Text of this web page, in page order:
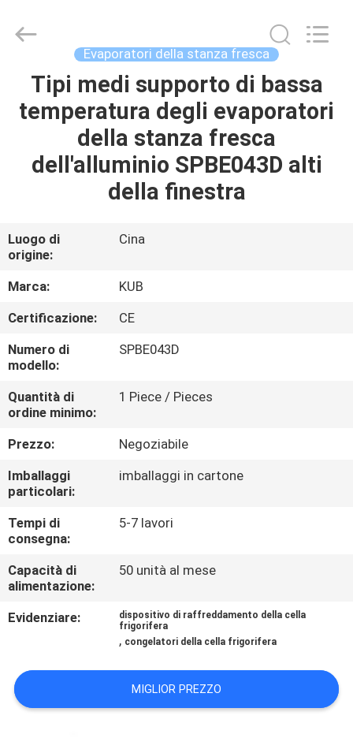
CASA
PRODOTTI
CIRCA
NOI
GIRO
DELLA
FABBRICA
CONTROLLO
DI
QUALITÀ
CONTATTICI
RICHIEDA
UNA
MAPPA
Reserved.
Evaporatori della stanza fresca
Tipi medi supporto di bassa
temperatura degli evaporatori
della stanza fresca
dell'alluminio SPBE043D alti
della finestra
Luogo di
origine:
Cina
Marca:
KUB
Certificazione:
CE
Numero di
modello:
SPBE043D
Quantità di
ordine minimo:
1 Piece / Pieces
Prezzo:
Negoziabile
Imballaggi
particolari:
imballaggi in cartone
Tempi di
consegna:
5-7 lavori
Capacità di
alimentazione:
50 unità al mese
Evidenziare:
dispositivo di raffreddamento della cella
frigorifera
, congelatori della cella frigorifera
MIGLIOR PREZZO